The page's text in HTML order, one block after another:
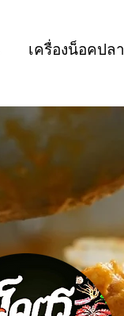
เครื่องน็อคปลา